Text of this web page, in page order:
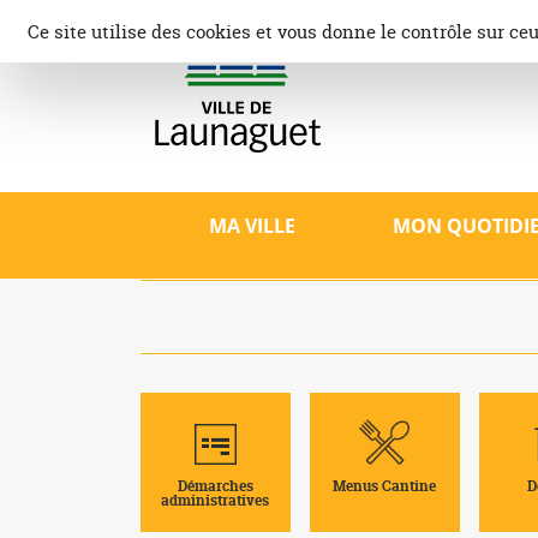
contenu
Site
MA VILLE MON
Démarches
administratives
Menus Cantine
Ce site utilise des cookies et vous donne le contrôle sur